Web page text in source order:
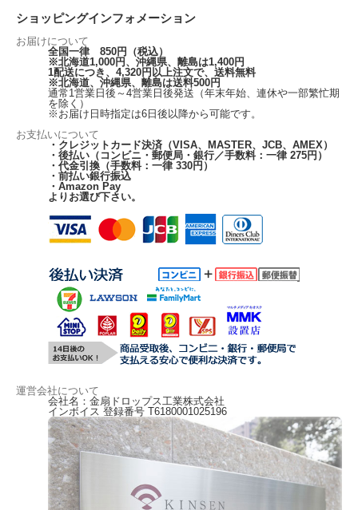
ショッピングインフォメーション
お届けについて
全国一律 850円（税込）
※北海道1,000円、沖縄県、離島は1,400円
1配送につき、4,320円以上注文で、送料無料
※北海道、沖縄県、離島は送料500円
通常1営業日後～4営業日後発送（年末年始、連休や一部繁忙期
を除く）
※お届け日時指定は6日後以降から可能です。
お支払いについて
・クレジットカード決済（VISA、MASTER、JCB、AMEX）
・後払い（コンビニ・郵便局・銀行／手数料：一律 275円）
・代金引換（手数料：一律 330円）
・前払い銀行振込
・Amazon Pay
よりお選び下さい。
運営会社について
会社名：金扇ドロップス工業株式会社
インボイス 登録番号 T6180001025196